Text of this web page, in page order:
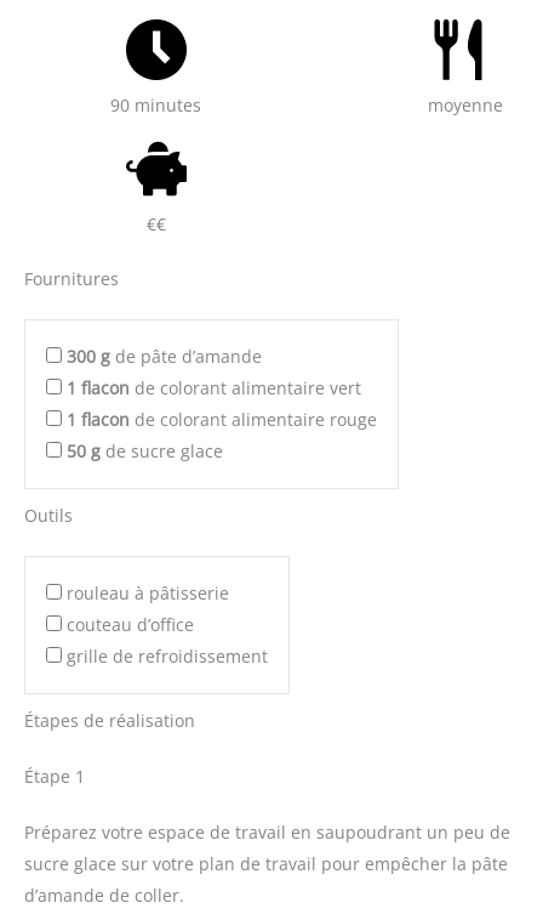
90 minutes moyenne
€€
Fournitures
300 g de pâte d’amande
1 flacon de colorant alimentaire vert
1 flacon de colorant alimentaire rouge
50 g de sucre glace
Outils
rouleau à pâtisserie
couteau d’office
grille de refroidissement
Étapes de réalisation
Étape 1
Préparez votre espace de travail en saupoudrant un peu de
sucre glace sur votre plan de travail pour empêcher la pâte
d’amande de coller.